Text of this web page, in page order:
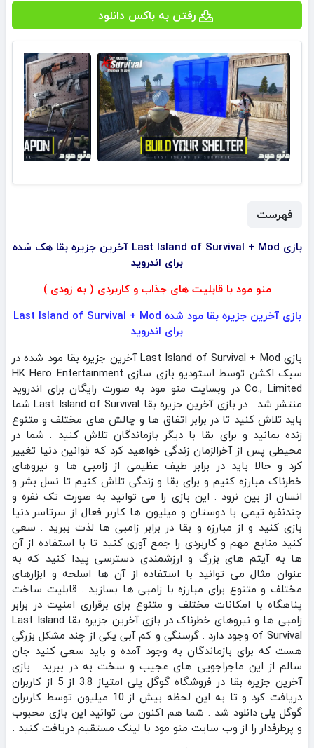
رفتن به باکس دانلود
فهرست
بازی Last Island of Survival + Mod آخرین جزیره بقا هک شده
برای اندروید
منو مود با قابلیت های جذاب و کاربردی ( به زودی )
بازی آخرین جزیره بقا مود شده Last Island of Survival + Mod
برای اندروید
بازی Last Island of Survival + Mod آخرین جزیره بقا مود شده در
سبک اکشن توسط استودیو بازی سازی HK Hero Entertainment
Co., Limited در وبسایت منو مود به صورت رایگان برای اندروید
منتشر شد . در بازی آخرین جزیره بقا Last Island of Survival شما
باید تلاش کنید تا در برابر اتفاق ها و چالش های مختلف و متنوع
زنده بمانید و برای بقا با دیگر بازماندگان تلاش کنید . شما در
محیطی پس از آخرالزمان زندگی خواهید کرد که قوانین دنیا تغییر
کرد و حالا باید در برابر طیف عظیمی از زامبی ها و نیروهای
خطرناک مبارزه کنیم و برای بقا و زندگی تلاش کنیم تا نسل بشر و
انسان از بین نرود . این بازی را می توانید به صورت تک نفره و
چندنفره تیمی با دوستان و میلیون ها کاربر فعال از سرتاسر دنیا
بازی کنید و از مبارزه و بقا در برابر زامبی ها لذت ببرید . سعی
کنید منابع مهم و کاربردی را جمع آوری کنید تا با استفاده از آن
ها به آیتم های بزرگ و ارزشمندی دسترسی پیدا کنید که به
عنوان مثال می توانید با استفاده از آن ها اسلحه و ابزارهای
مختلف و متنوع برای مبارزه با زامبی ها بسازید . قابلیت ساخت
پناهگاه با امکانات مختلف و متنوع برای برقراری امنیت در برابر
زامبی ها و نیروهای خطرناک در بازی آخرین جزیره بقا Last Island
of Survival وجود دارد . گرسنگی و کم آبی یکی از چند مشکل بزرگی
هست که برای بازماندگان به وجود آمده و باید سعی کنید جان
سالم از این ماجراجویی های عجیب و سخت به در ببرید . بازی
آخرین جزیره بقا در فروشگاه گوگل پلی امتیاز 3.8 از 5 از کاربران
دریافت کرد و تا به این لحظه بیش از 10 میلیون توسط کاربران
گوگل پلی دانلود شد . شما هم اکنون می توانید این بازی محبوب
و پرطرفدار را از وب سایت منو مود با لینک مستقیم دریافت کنید .